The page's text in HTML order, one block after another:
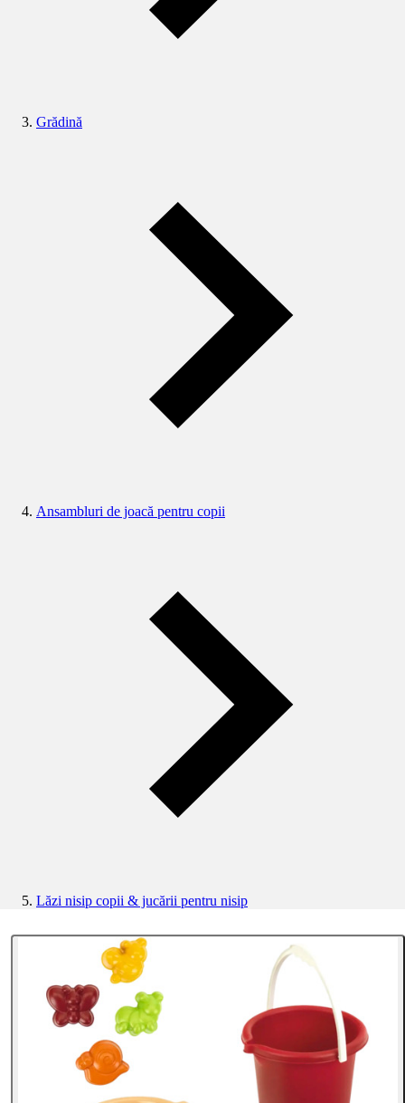
Grădină
Ansambluri de joacă pentru copii
Lăzi nisip copii & jucării pentru nisip